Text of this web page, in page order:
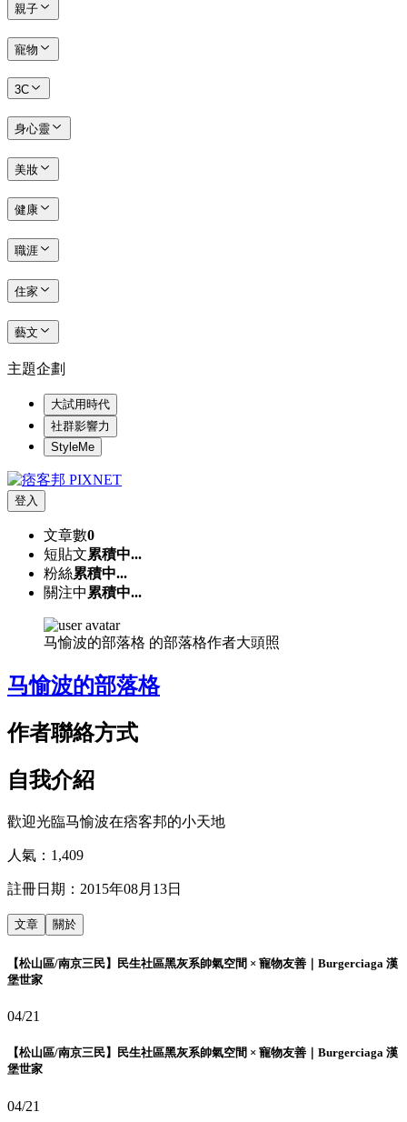
親子
寵物
3C
身心靈
美妝
健康
職涯
住家
藝文
主題企劃
大試用時代
社群影響力
StyleMe
登入
文章數0
短貼文累積中...
粉絲累積中...
關注中 累積中...
马愉波的部落格 的部落格作者大頭照
马愉波的部落格
作者聯絡方式
自我介紹
歡迎光臨马愉波在痞客邦的小天地
人氣： 1,409
註冊日期： 2015年08月13日
文章 關於
【松山區/南京三民】民生社區黑灰系帥氣空間 × 寵物友善｜Burgerciaga 漢
堡世家
04/21
【松山區/南京三民】民生社區黑灰系帥氣空間 × 寵物友善｜Burgerciaga 漢
堡世家
04/21